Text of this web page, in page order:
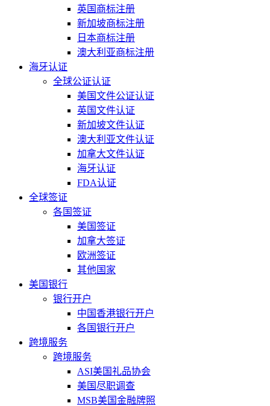
英国商标注册
新加坡商标注册
日本商标注册
澳大利亚商标注册
海牙认证
全球公证认证
美国文件公证认证
英国文件认证
新加坡文件认证
澳大利亚文件认证
加拿大文件认证
海牙认证
FDA认证
全球签证
各国签证
美国签证
加拿大签证
欧洲签证
其他国家
美国银行
银行开户
中国香港银行开户
各国银行开户
跨境服务
跨境服务
ASI美国礼品协会
美国尽职调查
MSB美国金融牌照